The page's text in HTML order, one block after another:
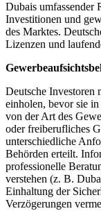
Dubais umfassender
Investitionen und
des Marktes.
Lizenzen und
Deutsche Investoren
einholen, bevor sie
von der Art des
oder freiberufliches
unterschiedliche
Behörden erteilt.
professionelle
verstehen (z. B.
Einhaltung der
Verzögerungen